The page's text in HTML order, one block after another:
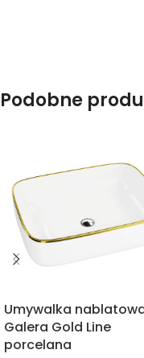
Podobne
Umywalka
Galera Gold Line
porcelana